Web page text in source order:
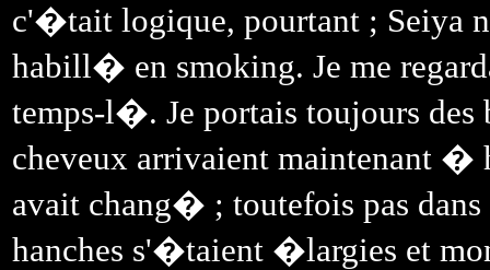
c'�tait logique, pourtant ; Seiya
habill� en smoking. Je me
temps-l�. Je portais toujours des
cheveux arrivaient maintenant �
avait chang� ; toutefois pas
hanches s'�taient �largies et